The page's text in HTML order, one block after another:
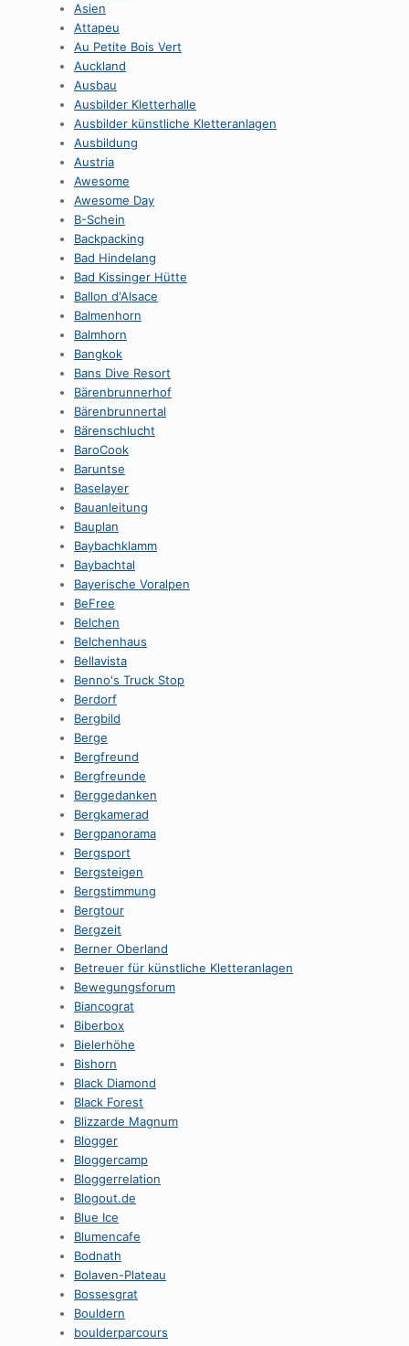
Asien
Attapeu
Au Petite Bois Vert
Auckland
Ausbau
Ausbilder Kletterhalle
Ausbilder künstliche Kletteranlagen
Ausbildung
Austria
Awesome
Awesome Day
B-Schein
Backpacking
Bad Hindelang
Bad Kissinger Hütte
Ballon d'Alsace
Balmenhorn
Balmhorn
Bangkok
Bans Dive Resort
Bärenbrunnerhof
Bärenbrunnertal
Bärenschlucht
BaroCook
Baruntse
Baselayer
Bauanleitung
Bauplan
Baybachklamm
Baybachtal
Bayerische Voralpen
BeFree
Belchen
Belchenhaus
Bellavista
Benno's Truck Stop
Berdorf
Bergbild
Berge
Bergfreund
Bergfreunde
Berggedanken
Bergkamerad
Bergpanorama
Bergsport
Bergsteigen
Bergstimmung
Bergtour
Bergzeit
Berner Oberland
Betreuer für künstliche Kletteranlagen
Bewegungsforum
Biancograt
Biberbox
Bielerhöhe
Bishorn
Black Diamond
Black Forest
Blizzarde Magnum
Blogger
Bloggercamp
Bloggerrelation
Blogout.de
Blue Ice
Blumencafe
Bodnath
Bolaven-Plateau
Bossesgrat
Bouldern
boulderparcours